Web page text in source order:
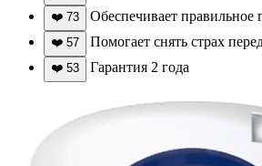
❤️ 73 Обеспечивает правильное
❤️ 57 Помогает снять страх
❤️ 53 Гарантия 2 года